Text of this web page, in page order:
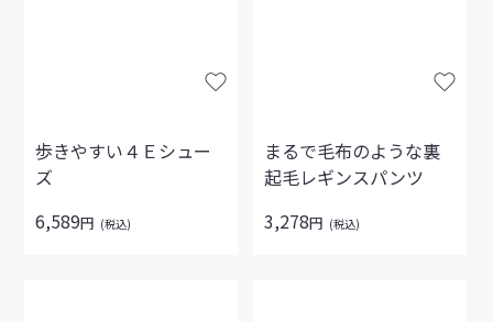
歩きやすい４Ｅシュー
ズ
6,589円 (税込)
まるで毛布のような裏
起毛レギンスパンツ
3,278円 (税込)